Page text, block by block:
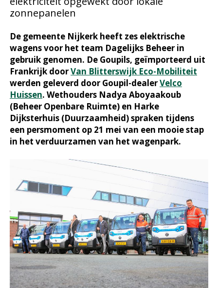
zonnepanelen
De gemeente Nijkerk heeft zes elektrische
wagens voor het team Dagelijks Beheer in
gebruik genomen. De Goupils, geïmporteerd uit
Frankrijk doorVan Blitterswijk Eco-Mobiliteit
werden geleverd door Goupil-dealerVelco
Huissen. Wethouders Nadya Aboyaakoub
(Beheer Openbare Ruimte) en Harke
Dijksterhuis (Duurzaamheid) spraken tijdens
een persmoment op 21 mei van een mooie stap
in het verduurzamen van het wagenpark.